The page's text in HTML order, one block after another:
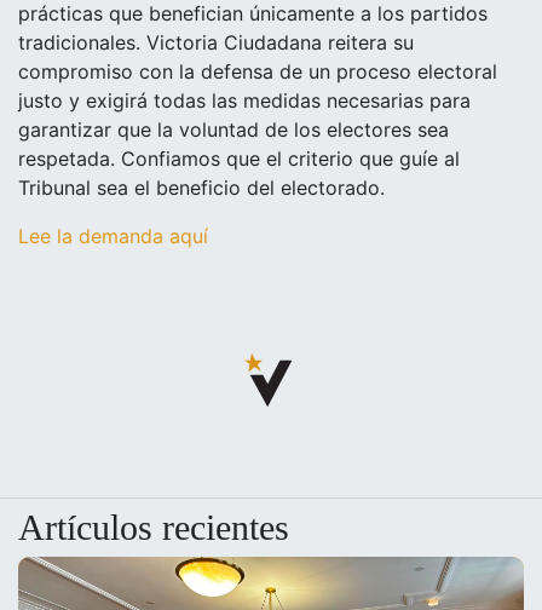
prácticas que benefician únicamente a los partidos
tradicionales. Victoria Ciudadana reitera su
compromiso con la defensa de un proceso electoral
justo y exigirá todas las medidas necesarias para
garantizar que la voluntad de los electores sea
respetada. Confiamos que el criterio que guíe al
Tribunal sea el beneficio del electorado.
Lee la demanda aquí
Artículos recientes